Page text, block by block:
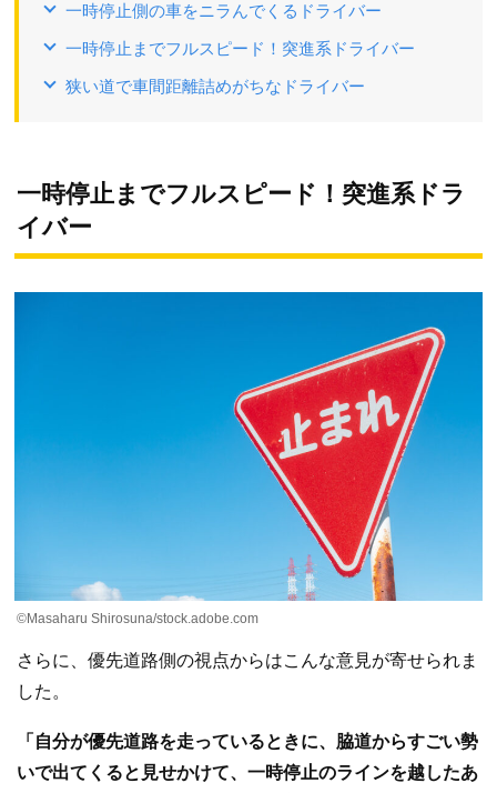
一時停止側の車をニラんでくるドライバー
一時停止までフルスピード！突進系ドライバー
狭い道で車間距離詰めがちなドライバー
一時停止までフルスピード！突進系ドラ
イバー
©Masaharu Shirosuna/stock.adobe.com
さらに、優先道路側の視点からはこんな意見が寄せられま
した。
「自分が優先道路を走っているときに、脇道からすごい勢
いで出てくると見せかけて、一時停止のラインを越したあ